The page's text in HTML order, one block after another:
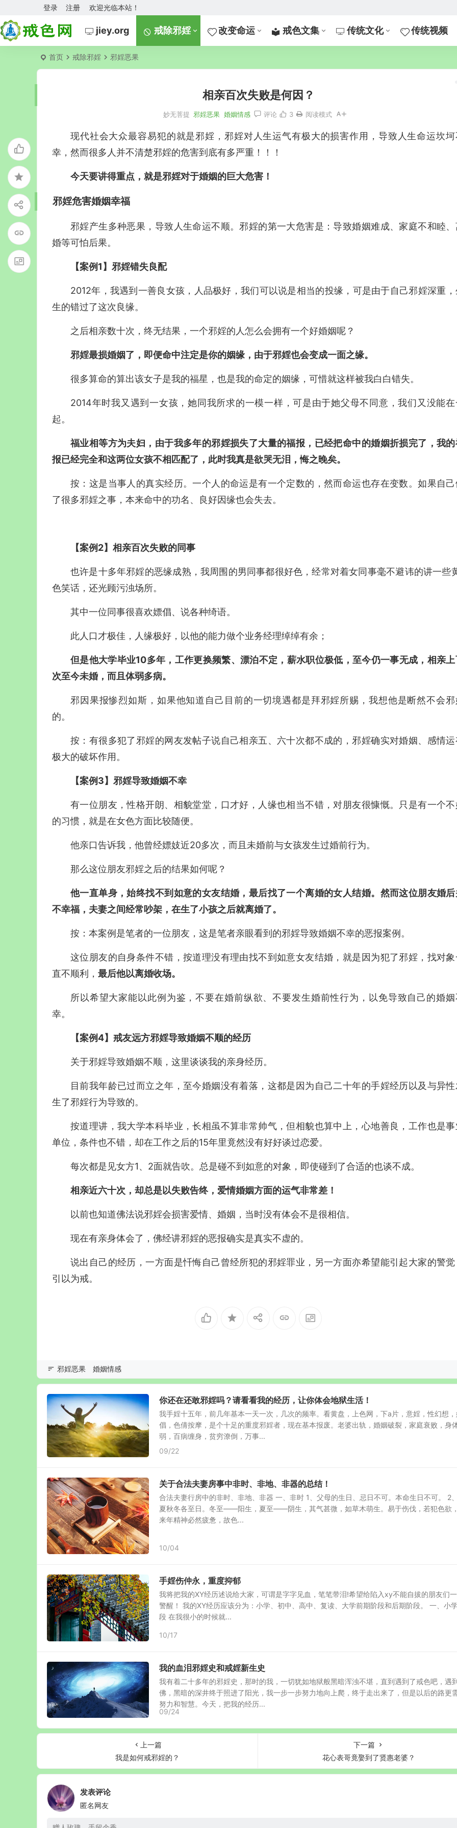
欢迎光临本站！
登录 注册
jiey.org 戒除邪婬 改变命运 戒色文集 传统文化 传统视频
首页 戒除邪婬 邪婬恶果
相亲百次失败是何因？
妙无菩提 邪婬恶果 婚姻情感 评论 3 阅读模式
现代社会大众最容易犯的就是邪婬，邪婬对人生运气有极大的损害作用，导致人生命运坎坷
幸，然而很多人并不清楚邪婬的危害到底有多严重！！！
今天要讲得重点，就是邪婬对于婚姻的巨大危害！
邪婬危害婚姻幸福
邪婬产生多种恶果，导致人生命运不顺。邪婬的第一大危害是：导致婚姻难成、家庭不和睦
婚等可怕后果。
【案例1】邪婬错失良配
2012年，我遇到一善良女孩，人品极好，我们可以说是相当的投缘，可是由于自己邪婬深重
生的错过了这次良缘。
之后相亲数十次，终无结果，一个邪婬的人怎么会拥有一个好婚姻呢？
邪婬最损婚姻了，即便命中注定是你的姻缘，由于邪婬也会变成一面之缘。
很多算命的算出该女子是我的福星，也是我的命定的姻缘，可惜就这样被我白白错失。
2014年时我又遇到一女孩，她同我所求的一模一样，可是由于她父母不同意，我们又没能在
起。
福业相等方为夫妇，由于我多年的邪婬损失了大量的福报，已经把命中的婚姻折损完了，我
报已经完全和这两位女孩不相匹配了，此时我真是欲哭无泪，悔之晚矣。
按：这是当事人的真实经历。一个人的命运是有一个定数的，然而命运也存在变数。如果自
了很多邪婬之事，本来命中的功名、良好因缘也会失去。
【案例2】相亲百次失败的同事
也许是十多年邪婬的恶缘成熟，我周围的男同事都很好色，经常对着女同事毫不避讳的讲一些
色笑话，还光顾污浊场所。
其中一位同事很喜欢嫖倡、说各种绮语。
此人口才极佳，人缘极好，以他的能力做个业务经理绰绰有余；
但是他大学毕业10多年，工作更换频繁、漂泊不定，薪水职位极低，至今仍一事无成，相亲
次至今未婚，而且体弱多病。
邪因果报惨烈如斯，如果他知道自己目前的一切境遇都是拜邪婬所赐，我想他是断然不会邪
的。
按：有很多犯了邪婬的网友发帖子说自己相亲五、六十次都不成的，邪婬确实对婚姻、感情
极大的破坏作用。
【案例3】邪婬导致婚姻不幸
有一位朋友，性格开朗、相貌堂堂，口才好，人缘也相当不错，对朋友很慷慨。只是有一个
的习惯，就是在女色方面比较随便。
他亲口告诉我，他曾经嫖妓近20多次，而且未婚前与女孩发生过婚前行为。
那么这位朋友邪婬之后的结果如何呢？
他一直单身，始终找不到如意的女友结婚，最后找了一个离婚的女人结婚。 然而这位朋友婚
不幸福，夫妻之间经常吵架，在生了小孩之后就离婚了。
按：本案例是笔者的一位朋友，这是笔者亲眼看到的邪婬导致婚姻不幸的恶报案例。
这位朋友的自身条件不错，按道理没有理由找不到如意女友结婚，就是因为犯了邪婬，找对
直不顺利， 最后他以离婚收场。
所以希望大家能以此例为鉴，不要在婚前纵欲、不要发生婚前性行为，以免导致自己的婚姻
幸。
【案例4】戒友远方邪婬导致婚姻不顺的经历
关于邪婬导致婚姻不顺，这里谈谈我的亲身经历。
目前我年龄已过而立之年，至今婚姻没有着落，这都是因为自己二十年的手婬经历以及与异
生了邪婬行为导致的。
按道理讲，我大学本科毕业，长相虽不算非常帅气，但相貌也算中上，心地善良，工作也是
单位，条件也不错，却在工作之后的15年里竟然没有好好谈过恋爱。
每次都是见女方1、2面就告吹。总是碰不到如意的对象，即使碰到了合适的也谈不成。
相亲近六十次，却总是以失败告终，爱情婚姻方面的运气非常差！
以前也知道佛法说邪婬会损害爱情、婚姻，当时没有体会不是很相信。
现在有亲身体会了，佛经讲邪婬的恶报确实是真实不虚的。
说出自己的经历，一方面是忏悔自己曾经所犯的邪婬罪业，另一方面亦希望能引起大家的警
引以为戒。
邪婬恶果 婚姻情感
你还在还敢邪婬吗？请看看我的经历，让你体会地狱生活！
我手婬十五年，前几年基本一天一次，几次的频率。看黄盘，上色网，下a片，意婬，性幻想
倡，色倩按摩，是个十足的重度邪婬者，现在基本报废。老婆出轨，婚姻破裂，家庭衰败，身
弱，百病缠身，贫穷潦倒，万事...
09/22
关于合法夫妻房事中非时、非地、非器的总结！
合法夫妻行房中的非时、非地、非器 一、非时 1、父母的生日、忌日不可。本命生日不可。 2
夏秋冬各至日。冬至——阳生，夏至——阴生，其气甚微，如草木萌生。易于伤伐，若犯色欲
来年精神必然疲惫，故色...
10/04
手婬伤仲永，重度抑郁
我将把我的XY经历述说给大家，可谓是字字见血，笔笔带泪!希望给陷入xy不能自拔的朋友们
警醒！ 我的XY经历应该分为：小学、初中、高中、复读、大学前期阶段和后期阶段。 一、小
段 在我很小的时候就...
10/17
我的血泪邪婬史和戒婬新生史
我有着二十多年的邪婬史，那时的我，一切犹如地狱般黑暗浑浊不堪，直到遇到了戒色吧，遇
佛，黑暗的深井终于照进了阳光，我一步一步努力地向上爬，终于走出来了，但是以后的路更
努力和智慧。今天，把我的经历...
09/24
上一篇
我是如何戒邪婬的？
下一篇
花心表哥竟娶到了贤惠老婆？
发表评论
匿名网友